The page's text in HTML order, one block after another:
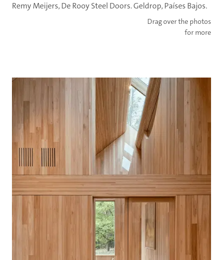
Remy Meijers, De Rooy Steel Doors. Geldrop, Países Bajos.
Drag over the photos
for more